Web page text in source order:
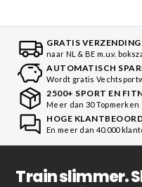
GRATIS
naar NL & BE m.u.v.
AUTOMATISCH
Wordt gratis
2500+ SPORT EN
Meer dan 30 Topmerken
HOGE
En meer dan 40.000
Train slimmer.